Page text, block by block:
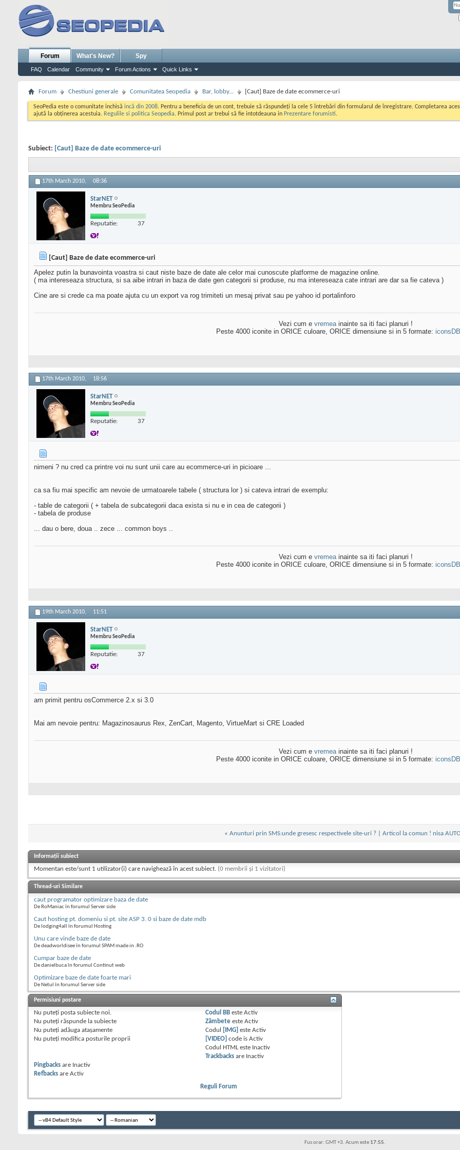
Forum
FAQ Calendar Community Forum Actions Quick Links
What's New? Spy
Forum Chestiuni generale Comunitatea Seopedia Bar, lobby... [Caut] Baze de date ecommerce-uri
SeoPedia este o comunitate inchisă incă din 2008. Pentru a beneficia de un cont, trebuie să răspundeți la cele 5 întrebări din formularul de înregistrare. Completarea
ajută la obținerea acestuia. Regulile si politica Seopedia. Primul post ar trebui să fie intotdeauna in Prezentare forumisti.
Subiect: [Caut] Baze de date ecommerce-uri
17th March 2010, 08:36
StarNET
Membru SeoPedia
Reputatie: 37
[Caut] Baze de date ecommerce-uri
Apelez putin la bunavointa voastra si caut niste baze de date ale celor mai cunoscute platforme de magazine online.
( ma intereseaza structura, si sa aibe intrari in baza de date gen categorii si produse, nu ma intereseaza cate intrari are dar sa fie cateva )
Cine are si crede ca ma poate ajuta cu un export va rog trimiteti un mesaj privat sau pe yahoo id portalinforo
Vezi cum e vremeainainte sa iti faci planuri !
Peste 4000 iconite in ORICE culoare, ORICE dimensiune si in 5 formate:
17th March 2010, 18:56
StarNET
Membru SeoPedia
Reputatie: 37
nimeni ? nu cred ca printre voi nu sunt unii care au ecommerce-uri in picioare ...
ca sa fiu mai specific am nevoie de urmatoarele tabele ( structura lor ) si cateva intrari de exemplu:
- table de categorii ( + tabela de subcategorii daca exista si nu e in cea de categorii )
- tabela de produse
... dau o bere, doua .. zece ... common boys ..
Vezi cum e vremeainainte sa iti faci planuri !
Peste 4000 iconite in ORICE culoare, ORICE dimensiune si in 5 formate:
19th March 2010, 11:51
StarNET
Membru SeoPedia
Reputatie: 37
am primit pentru osCommerce 2.x si 3.0
Mai am nevoie pentru: Magazinosaurus Rex, ZenCart, Magento, VirtueMart si CRE Loaded
Vezi cum e vremeainainte sa iti faci planuri !
Peste 4000 iconite in ORICE culoare, ORICE dimensiune si in 5 formate:
« Anunturi prin SMS:unde gresesc respectivele site-uri ?| Articol la comun ! nisa
Informații subiect
Momentan este/sunt 1 utilizator(i) care navighează în acest subiect. (0 membrii și 1 vizitatori)
Thread-uri Similare
caut programator optimizare baza de date
De RoManiac în forumul Server side
Caut hosting pt. domeniu si pt. site ASP 3. 0 si baze de date mdb
De lodging4all în forumul Hosting
Unu care vinde baze de date
De deadworldisee în forumul SPAM made in .RO
Cumpar baze de date
De danielbuca în forumul Continut web
Optimizare baze de date foarte mari
De Netul în forumul Server side
Permisiuni postare
Nu puteţi posta subiecte noi.
Nu puteţi răspunde la subiecte
Nu puteţi adăuga ataşamente
Nu puteţi modifica posturile proprii
Codul BB esteActiv
Zâmbete esteActiv
Codul
[IMG] esteActiv
[VIDEO] code isActiv
Codul HTML este Inactiv
Trackbacks are Inactiv
Pingbacks are Inactiv
Refbacks are Activ
Reguli Forum
Fus orar: GMT +3. Acum este 17:55.